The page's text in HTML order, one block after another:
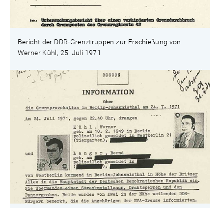
Bericht der DDR-Grenztruppen zur Erschießung von
Werner Kühl, 25. Juli 1971